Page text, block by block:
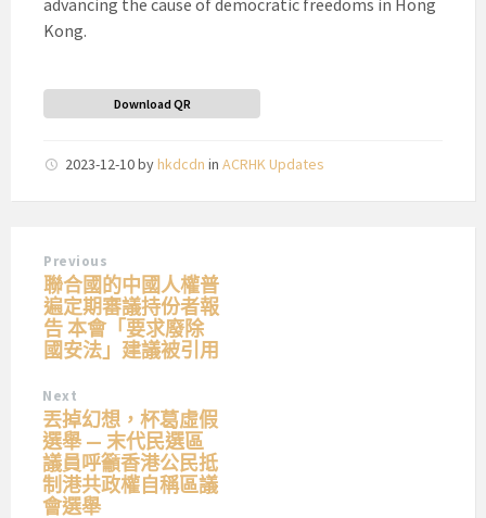
advancing the cause of democratic freedoms in Hong
Kong.
Download QR
2023-12-10byhkdcdn in ACRHK Updates
Previous
聯合國的中國人權普
遍定期審議持份者報
告 本會「要求廢除
國安法」建議被引用
Next
丟掉幻想，杯葛虛假
選舉 — 末代民選區
議員呼籲香港公民抵
制港共政權自稱區議
會選舉